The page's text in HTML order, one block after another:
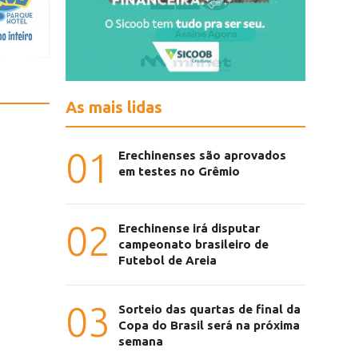
As mais lidas
01
Erechinenses são aprovados
em testes no Grêmio
02
Erechinense irá disputar
campeonato brasileiro de
Futebol de Areia
03
Sorteio das quartas de final da
Copa do Brasil será na próxima
semana